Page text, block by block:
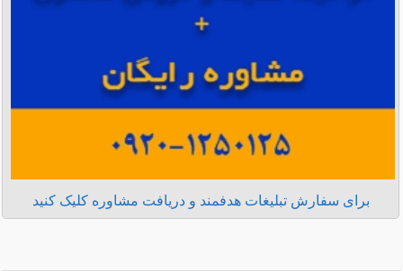
برای سفارش تبلیغات هدفمند و دریافت مشاوره کلیک کنید